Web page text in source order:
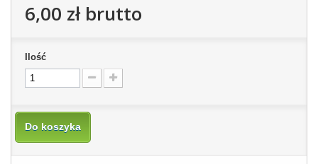
6,00 złbrutto
Ilość
Do koszyka